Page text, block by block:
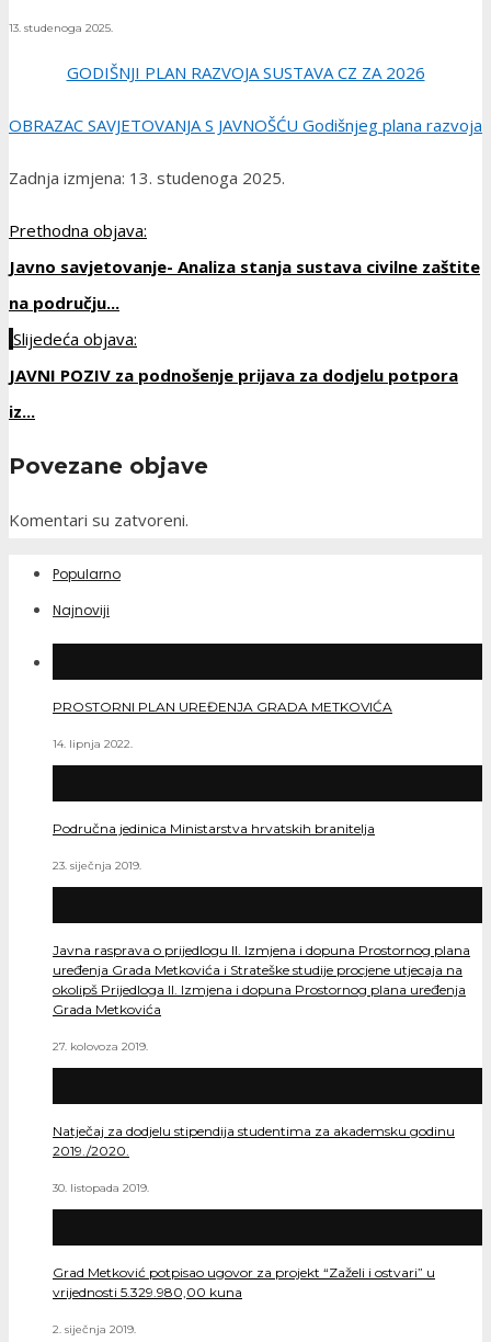
13. studenoga 2025.
GODIŠNJI PLAN RAZVOJA SUSTAVA CZ ZA 2026
OBRAZAC SAVJETOVANJA S JAVNOŠĆU Godišnjeg plana razvoja
Zadnja izmjena: 13. studenoga 2025.
Prethodna objava:
Javno savjetovanje- Analiza stanja sustava civilne zaštite
na području...
Slijedeća objava:
JAVNI POZIV za podnošenje prijava za dodjelu potpora
iz...
Povezane objave
Komentari su zatvoreni.
Popularno
Najnoviji
PROSTORNI PLAN UREĐENJA GRADA METKOVIĆA
14. lipnja 2022.
Područna jedinica Ministarstva hrvatskih branitelja
23. siječnja 2019.
Javna rasprava o prijedlogu II. Izmjena i dopuna Prostornog plana
uređenja Grada Metkovića i Strateške studije procjene utjecaja na
okolipš Prijedloga II. Izmjena i dopuna Prostornog plana uređenja
Grada Metkovića
27. kolovoza 2019.
Natječaj za dodjelu stipendija studentima za akademsku godinu
2019./2020.
30. listopada 2019.
Grad Metković potpisao ugovor za projekt “Zaželi i ostvari” u
vrijednosti 5.329.980,00 kuna
2. siječnja 2019.